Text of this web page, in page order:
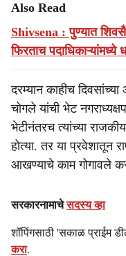
Also Read
Shivsena : पुण्यात
फिरताच पदाधिकाऱ्यांमध्ये
दरम्यान काहीच
चोगले यांची भेट
भेटीनंतरच त्यांच्या
होत्या. तर या प्रवेशातून
आखण्याचे काम गोगावले
सरकारनामाचेसदस्य व्हा
शॉपिंगसाठी 'सकाळ प्राईम
करा.